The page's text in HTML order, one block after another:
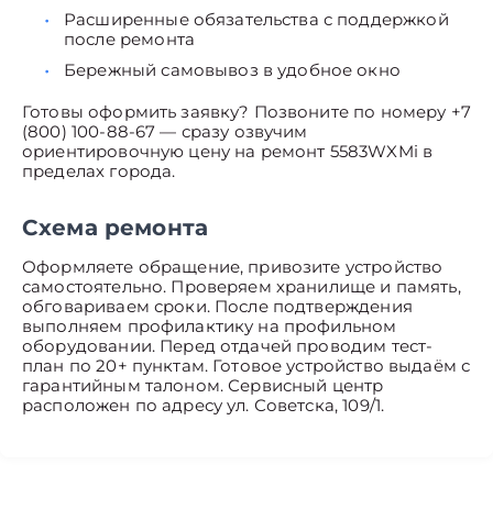
Расширенные обязательства с поддержкой
после ремонта
Бережный самовывоз в удобное окно
Готовы оформить заявку? Позвоните по номеру +7
(800) 100-88-67 — сразу озвучим
ориентировочную цену на ремонт 5583WXMi в
пределах города.
Схема ремонта
Оформляете обращение, привозите устройство
самостоятельно. Проверяем хранилище и память,
обговариваем сроки. После подтверждения
выполняем профилактику на профильном
оборудовании. Перед отдачей проводим тест-
план по 20+ пунктам. Готовое устройство выдаём с
гарантийным талоном. Сервисный центр
расположен по адресу ул. Советска, 109/1.